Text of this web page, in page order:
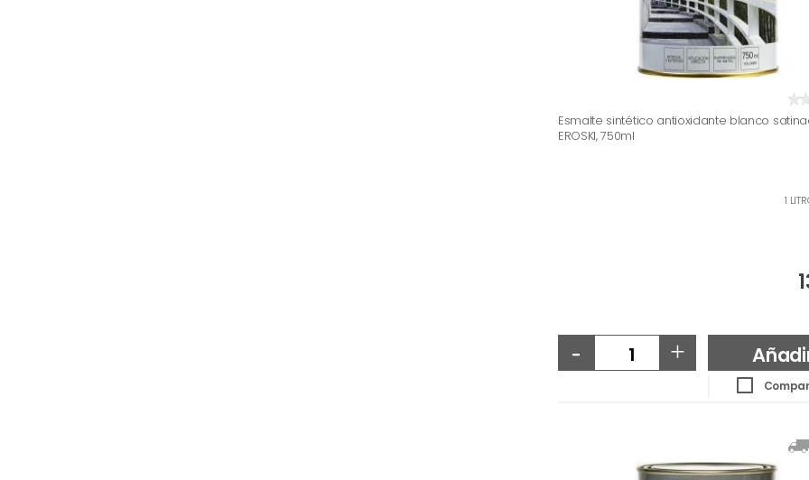
Esmalte sintético antioxidante blanco
EROSKI, 750ml
1
- +